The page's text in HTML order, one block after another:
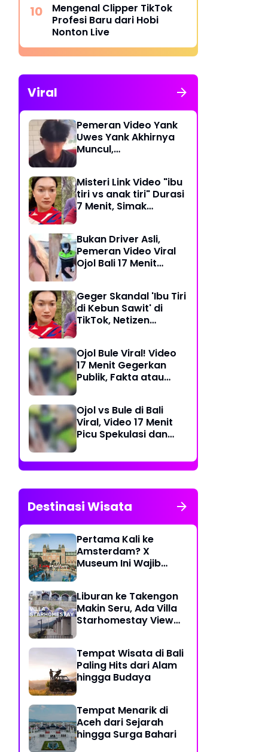
Mengenal Clipper TikTok
Profesi Baru dari Hobi
Nonton Live
Viral
Pemeran Video Yank
Uwes Yank Akhirnya
Muncul,
Misteri Link Video "ibu
tiri vs anak tiri" Durasi
7 Menit, Simak
Bukan Driver Asli,
Pemeran Video Viral
Ojol Bali 17 Menit
Geger Skandal 'Ibu Tiri
di Kebun Sawit' di
TikTok, Netizen
Ojol Bule Viral! Video
17 Menit Gegerkan
Publik, Fakta atau
Ojol vs Bule di Bali
Viral, Video 17 Menit
Picu Spekulasi dan
Destinasi Wisata
Pertama Kali ke
Amsterdam? X
Museum Ini Wajib
Liburan ke Takengon
Makin Seru, Ada Villa
Starhomestay View
Tempat Wisata di Bali
Paling Hits dari Alam
hingga Budaya
Tempat Menarik di
Aceh dari Sejarah
hingga Surga Bahari